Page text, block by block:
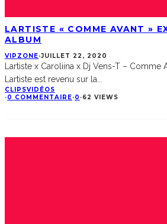
LARTISTE « COMME AVANT »
ALBUM
VIPZONE·JUILLET 22, 2020
Lartiste x Caroliina x Dj Vens-T – Comme
Lartiste est revenu sur la
CLIPSVIDÉOS
·0 COMMENTAIRE·0 ·62 VIEWS